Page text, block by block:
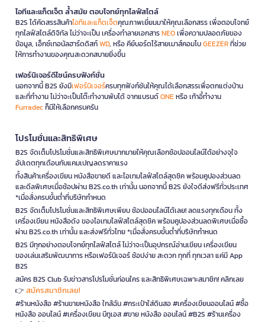
ไอทีและแก็ดเจ็ต ล้ำสมัย ตอบโจทย์ทุกไลฟ์สไตล์
B2S ได้คัดสรรสินค้าไอทีและแก็ดเจ็ตคุณภาพเยี่ยมมาให้คุณเลือกสรร เพื่อตอบโจทย์
ทุกไลฟ์สไตล์ดิจิทัล ไม่ว่าจะเป็น เครื่องทำลายเอกสารNEOเพื่อความปลอดภัยของ
ข้อมูล, เอ็กซ์เทอนัลฮาร์ดดิสก์WD, หรือ คีย์บอร์ดไร้สายเมาส์คอมโบGEEZERที่ช่วย
ให้การทำงานของคุณสะดวกสบายยิ่งขึ้น
เฟอร์นิเจอร์ดีไซน์ครบฟังก์ชั่น
นอกจากนี้ B2S ยังมีเฟอร์นิเจอร์ครบทุกฟังก์ชันให้คุณได้เลือกสรรเพื่อตกแต่งบ้าน
และที่ทำงาน ไม่ว่าจะเป็นโต๊ะทำงานพับได้ จากแบรนด์ONEหรือ เก้าอี้ทำงาน
Furradecก็มีให้เลือกครบครัน
โปรโมชั่นและสิทธิพิเศษ
B2S จัดเต็มโปรโมชั่นและสิทธิพิเศษมากมายให้คุณเลือกช้อปออนไลน์ได้อย่างจุใจ
อัปเดตทุกเดือนกับแคมเปญลดราคาแรง
ทั้งสินค้าเครื่องเขียน หนังสือขายดี และไอเทมไลฟ์สไตล์สุดชิค พร้อมคูปองส่วนลด
และดีลพิเศษเมื่อช้อปผ่าน B2S.co.th เท่านั้น นอกจากนี้ B2S ยังใจดีส่งฟรีทั่วประเทศ
*เมื่อสั่งครบขั้นต่ำที่บริษัทกำหนด
B2S จัดเต็มโปรโมชั่นและสิทธิพิเศษเพียบ ช้อปออนไลน์ได้เลย! ลดแรงทุกเดือน ทั้ง
เครื่องเขียน หนังสือดัง ของไอเทมไลฟ์สไตล์สุดชิค พร้อมคูปองส่วนลดพิเศษเมื่อซื้อ
ผ่าน B2S.co.th เท่านั้น และส่งฟรีทั่วไทย *เมื่อสั่งครบขั้นต่ำที่บริษัทกำหนด
B2S มีทุกอย่างตอบโจทย์ทุกไลฟ์สไตล์ ไม่ว่าจะเป็นอุปกรณ์อ่านเขียน เครื่องเขียน
ของเล่นเสริมพัฒนาการ หรือเฟอร์นิเจอร์ ช้อปง่าย สะดวก ทุกที่ ทุกเวลา แค่มี App
B2S
สมัคร B2S Club รับข่าวสารโปรโมชั่นก่อนใคร และสิทธิพิเศษเฉพาะสมาชิก! คลิกเลย
👉 สมัครสมาชิกเลย!
#ร้านหนังสือ #ร้านขายหนังสือ ใกล้ฉัน #กระเป๋าใส่ดินสอ #เครื่องเขียนออนไลน์ #ซื้อ
หนังสือ ออนไลน์ #เครื่องเขียน บีทูเอส #ขาย หนังสือ ออนไลน์ #B2S #ร้านเครื่อง